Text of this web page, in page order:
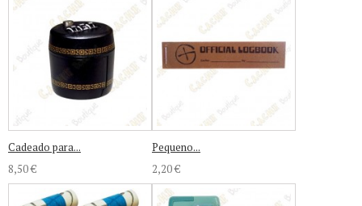
Cadeado para...
8,50 €
Pequeno...
2,20 €